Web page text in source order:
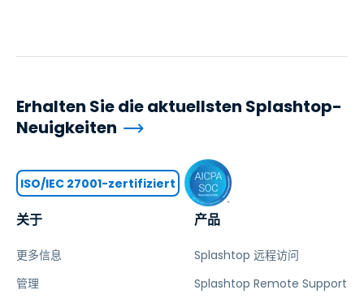
关于
更多信息
管理
产品
Splashtop 远程访问
Splashtop Remote Support
Erhalten Sie die aktuellsten Splashtop-
Neuigkeiten
ISO/IEC 27001-zertifiziert